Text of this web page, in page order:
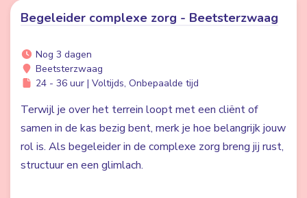
Begeleider complexe zorg - Beetsterzwaag
Nog 3 dagen
Beetsterzwaag
24 - 36 uur | Voltijds, Onbepaalde tijd
Terwijl je over het terrein loopt met een cliënt of
samen in de kas bezig bent, merk je hoe belangrijk jouw
rol is. Als begeleider in de complexe zorg breng jij rust,
structuur en een glimlach.